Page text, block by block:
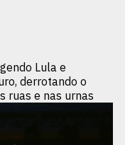
Lula e
derrotando o
ruas e nas urnas